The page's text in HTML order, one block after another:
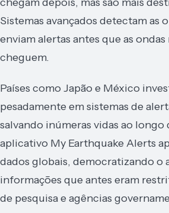
Sistemas avançados detectam as
enviam alertas antes que as ondas
cheguem.
Países como Japão e México
pesadamente em sistemas de
salvando inúmeras vidas ao longo
aplicativo My Earthquake Alerts
dados globais, democratizando o
informações que antes eram
de pesquisa e agências